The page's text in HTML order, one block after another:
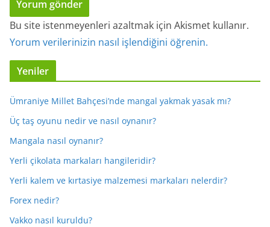
Bu site istenmeyenleri azaltmak için Akismet kullanır.
Yorum verilerinizin nasıl işlendiğini öğrenin.
Yeniler
Ümraniye Millet Bahçesi’nde mangal yakmak yasak mı?
Üç taş oyunu nedir ve nasıl oynanır?
Mangala nasıl oynanır?
Yerli çikolata markaları hangileridir?
Yerli kalem ve kırtasiye malzemesi markaları nelerdir?
Forex nedir?
Vakko nasıl kuruldu?